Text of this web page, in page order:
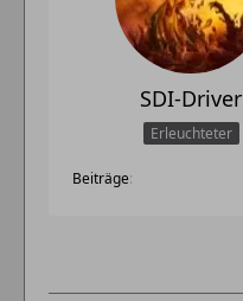
SDI-Driver
Erleuchteter
Beiträge